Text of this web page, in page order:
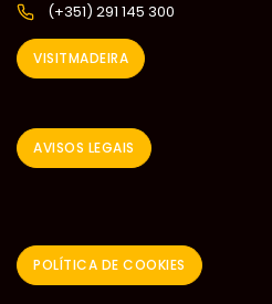
(+351) 291 145 300
VISITMADEIRA
AVISOS LEGAIS
POLÍTICA DE COOKIES